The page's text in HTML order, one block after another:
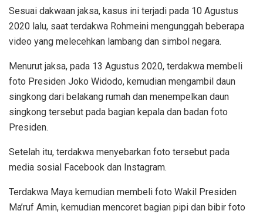
Sesuai dakwaan jaksa, kasus ini terjadi pada 10 Agustus
2020 lalu, saat terdakwa Rohmeini mengunggah beberapa
video yang melecehkan lambang dan simbol negara.
Menurut jaksa, pada 13 Agustus 2020, terdakwa membeli
foto Presiden Joko Widodo, kemudian mengambil daun
singkong dari belakang rumah dan menempelkan daun
singkong tersebut pada bagian kepala dan badan foto
Presiden.
Setelah itu, terdakwa menyebarkan foto tersebut pada
media sosial Facebook dan Instagram.
Terdakwa Maya kemudian membeli foto Wakil Presiden
Ma’ruf Amin, kemudian mencoret bagian pipi dan bibir foto